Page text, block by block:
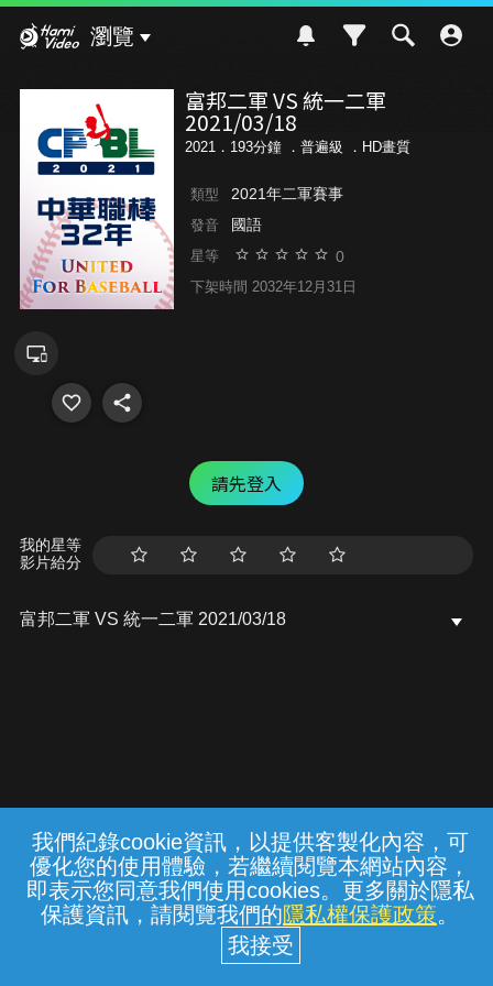
我們紀錄cookie資訊，以提供客製化內容，可
優化您的使用體驗，若繼續閱覽本網站內容，
即表示您同意我們使用cookies。更多關於隱私
保護資訊，請閱覽我們的隱私權保護政策。
瀏覽
富邦二軍 VS 統一二軍
2021/03/18
2021．193分鐘 ． 普遍級 ．HD畫質
類型 2021年二軍賽事
發音 國語
星等 0
下架時間 2032年12月31日
請先登入
我的星等
影片給分
富邦二軍 VS 統一二軍 2021/03/18
常見問題 線上客服 服務條款 隱私權保護
中華電信股份有限公司個人家庭分公司
(統一編號：96979949) © 2026
{{notifyMsg}}